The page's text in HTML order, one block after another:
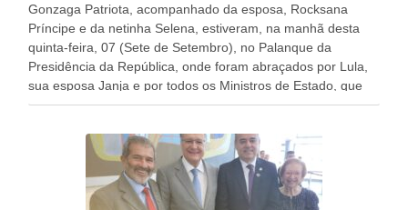
Gonzaga Patriota, acompanhado da esposa, Rocksana
Príncipe e da netinha Selena, estiveram, na manhã desta
quinta-feira, 07 (Sete de Setembro), no Palanque da
Presidência da República, onde foram abraçados por Lula,
sua esposa Janja e por todos os Ministros de Estado, que
estavam presentes, nos Desfiles da Independência da
outros desfiles, na Esplanada dos Ministérios, disse ter sido
o deste ano, o maior e o mais organizado de todos. “Há
quatro décadas, como Patriota até no nome, participo
anualmente dos desfiles de Sete de Setembro, na